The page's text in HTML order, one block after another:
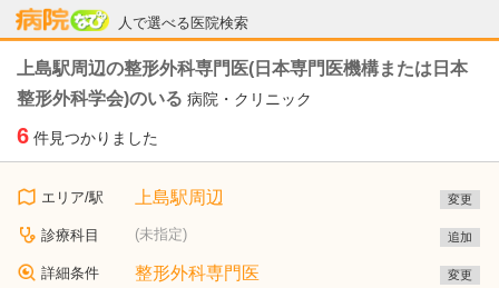
人で選べる医院検索
病院なび
上島駅周辺の整形外科専門医(日本専門医機構または日本
整形外科学会)のいる 病院・クリニック
6 件見つかりました
エリア/駅 上島駅周辺 変更
診療科目 (未指定) 追加
詳細条件 整形外科専門医 変更